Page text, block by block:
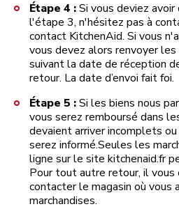
Étape 4 :Si vous deviez
l'étape 3, n'hésitez pas à
contact KitchenAid. Si vous
vous devez alors renvoyer
suivant la date de réception
retour. La date d’envoi fait foi.
Étape 5 :Si les biens nous
vous serez remboursé dans
devaient arriver incomplets
serez informé.Seules les
ligne sur le site kitchenaid.fr
Pour tout autre retour, il
contacter le magasin où vous
marchandises.